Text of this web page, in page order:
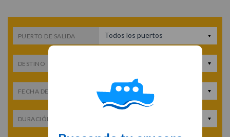
PUERTO DE SALIDA Todos los puertos
DESTINO
FECHA DE SALIDA Fecha de salida
DURACIÓN